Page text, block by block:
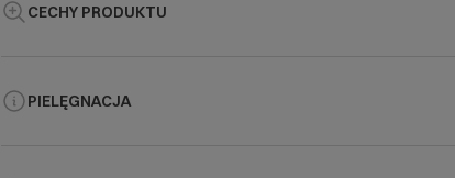
CECHY PRODUKTU
PIELĘGNACJA